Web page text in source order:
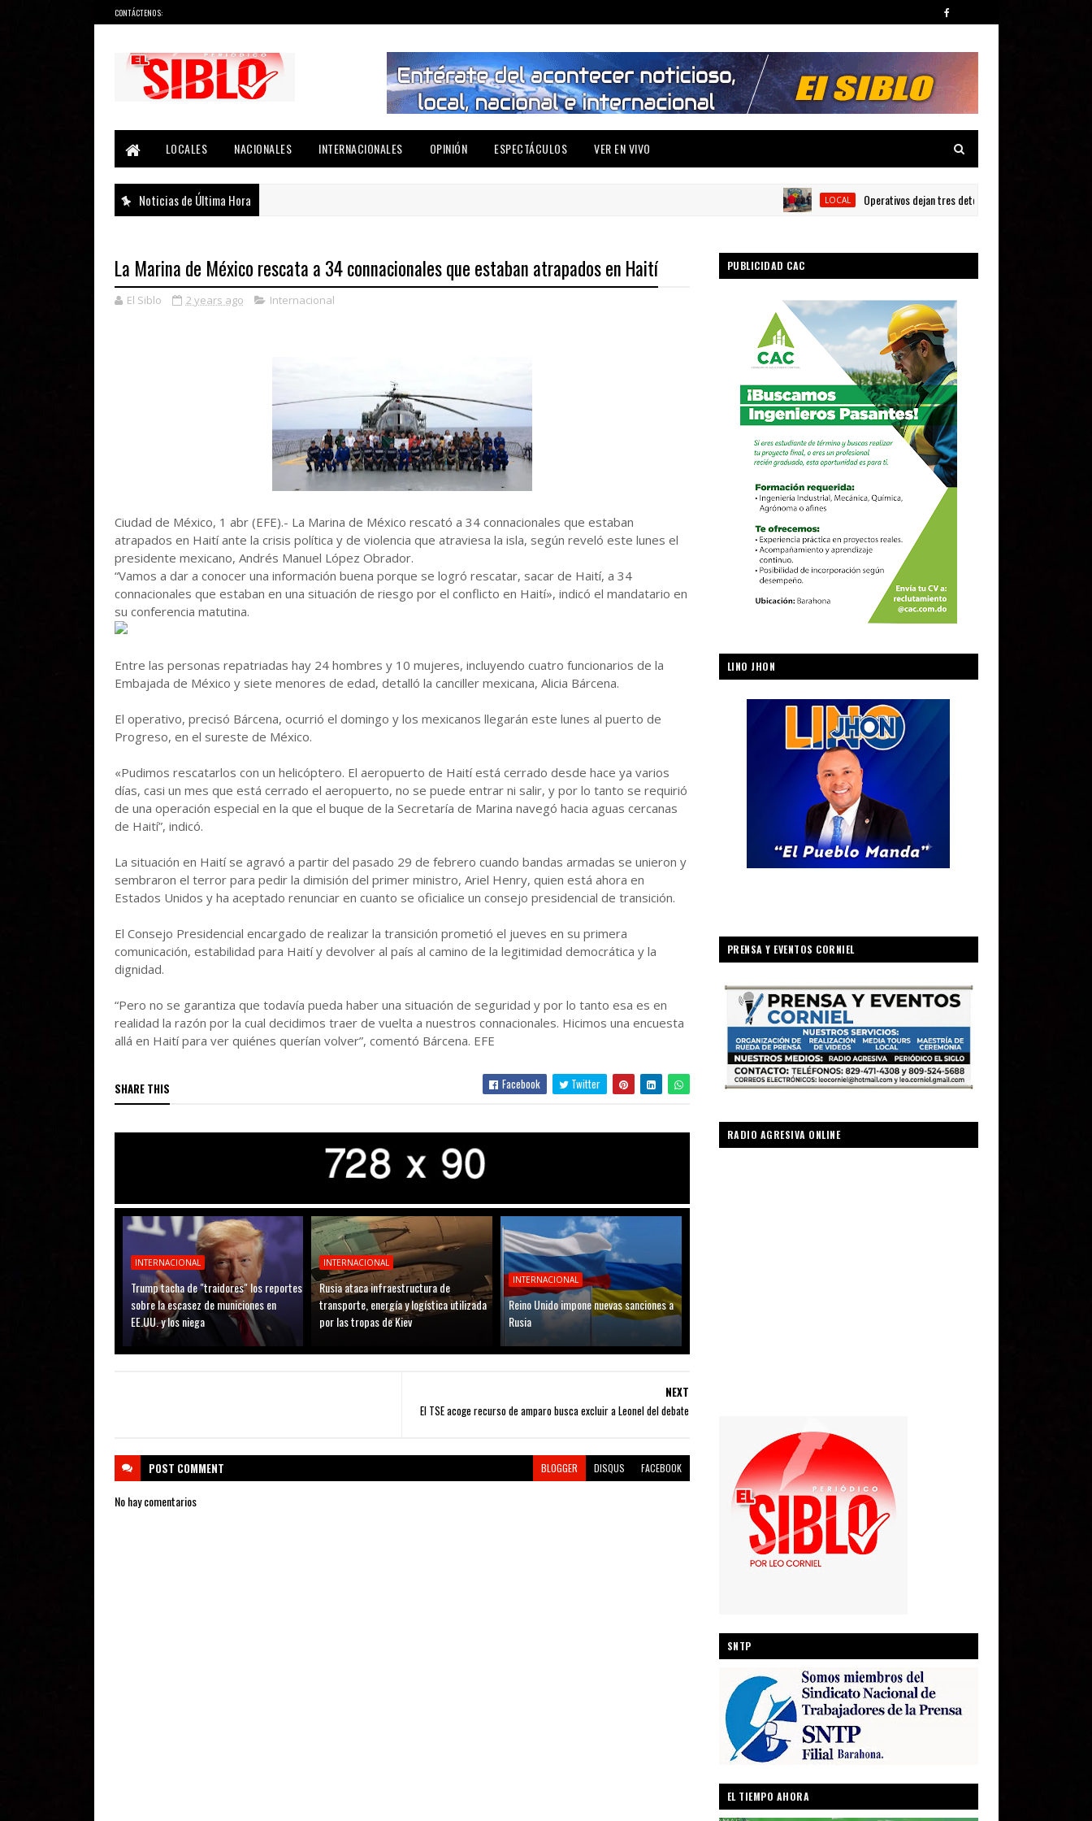
CONTÁCTENOS:
LOCALES
NACIONALES INTERNACIONALES OPINIÓN ESPECTÁCULOS VER EN VIVO
Noticias de Última Hora LOCAL Operativos dejan tres detenidos y siete armas ocupadas en
La Marina de México rescata a 34 connacionales que estaban atrapados en Haití
El Siblo 2 years ago Internacional
Ciudad de México, 1 abr (EFE).- La Marina de México rescató a 34 connacionales que estaban
atrapados en Haití ante la crisis política y de violencia que atraviesa la isla, según reveló este lunes el
presidente mexicano, Andrés Manuel López Obrador.
“Vamos a dar a conocer una información buena porque se logró rescatar, sacar de Haití, a 34
connacionales que estaban en una situación de riesgo por el conflicto en Haití», indicó el mandatario en
su conferencia matutina.
Entre las personas repatriadas hay 24 hombres y 10 mujeres, incluyendo cuatro funcionarios de la
Embajada de México y siete menores de edad, detalló la canciller mexicana, Alicia Bárcena.
El operativo, precisó Bárcena, ocurrió el domingo y los mexicanos llegarán este lunes al puerto de
Progreso, en el sureste de México.
«Pudimos rescatarlos con un helicóptero. El aeropuerto de Haití está cerrado desde hace ya varios
días, casi un mes que está cerrado el aeropuerto, no se puede entrar ni salir, y por lo tanto se requirió
de una operación especial en la que el buque de la Secretaría de Marina navegó hacia aguas cercanas
de Haití”, indicó.
La situación en Haití se agravó a partir del pasado 29 de febrero cuando bandas armadas se unieron y
sembraron el terror para pedir la dimisión del primer ministro, Ariel Henry, quien está ahora en
Estados Unidos y ha aceptado renunciar en cuanto se oficialice un consejo presidencial de transición.
El Consejo Presidencial encargado de realizar la transición prometió el jueves en su primera
comunicación, estabilidad para Haití y devolver al país al camino de la legitimidad democrática y la
dignidad.
“Pero no se garantiza que todavía pueda haber una situación de seguridad y por lo tanto esa es en
realidad la razón por la cual decidimos traer de vuelta a nuestros connacionales. Hicimos una encuesta
allá en Haití para ver quiénes querían volver”, comentó Bárcena. EFE
SHARE THIS Facebook Twitter
INTERNACIONAL
Trump tacha de "traidores" los reportes
sobre la escasez de municiones en
EE.UU. y los niega
INTERNACIONAL
Rusia ataca infraestructura de
transporte, energía y logística utilizada
por las tropas de Kiev
INTERNACIONAL
Reino Unido impone nuevas sanciones a
Rusia
NEXT
El TSE acoge recurso de amparo busca excluir a Leonel del debate
POST COMMENT BLOGGER DISQUS FACEBOOK
No hay comentarios
PUBLICIDAD CAC
LINO JHON
PRENSA Y EVENTOS CORNIEL
RADIO AGRESIVA ONLINE
SNTP
EL TIEMPO AHORA